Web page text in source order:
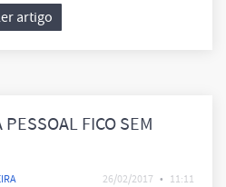
artigo
FICO SEM
DE CASA?26/02/2017 • 11:11